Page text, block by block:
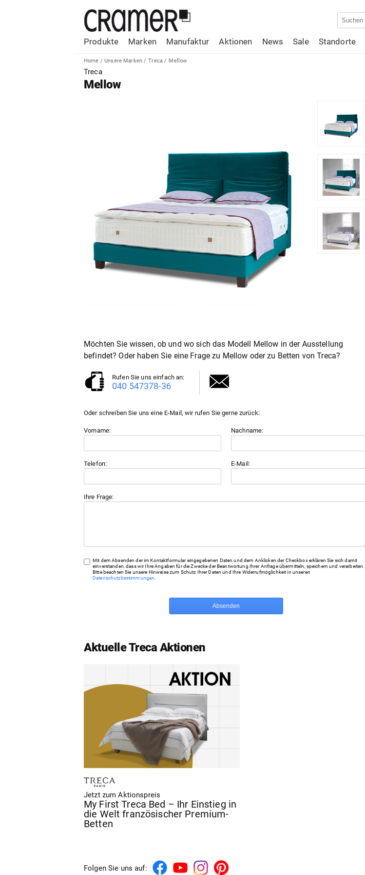
Produkte Marken Manufaktur Aktionen News Sale Standorte
Home / Unsere Marken / Treca / Mellow
Treca
Mellow
Möchten Sie wissen, ob und wo sich das Modell Mellow in der Ausstellung
befindet? Oder haben Sie eine Frage zu Mellow oder zu Betten von Treca?
Rufen Sie uns einfach an:
040 547378-36
Oder schreiben Sie uns eine E-Mail, wir rufen Sie gerne zurück:
Vorname: Nachname:
Telefon: E-Mail:
Ihre Frage:
Mit dem Absenden der im Kontaktformular eingegebenen Daten und dem Anklicken der Checkbox erklären Sie sich damit
einverstanden, dass wir Ihre Angaben für die Zwecke der Beantwortung Ihrer Anfrage übermitteln, speichern und verarbeiten.
Bitte beachten Sie unsere Hinweise zum Schutz Ihrer Daten und Ihre Widerrufmöglichkeit in unseren
Datenschutzbestimmungen
Absenden
Aktuelle Treca Aktionen
Jetzt zum Aktionspreis
My First Treca Bed – Ihr Einstieg in
die Welt französischer Premium-
Betten
Folgen Sie uns auf: